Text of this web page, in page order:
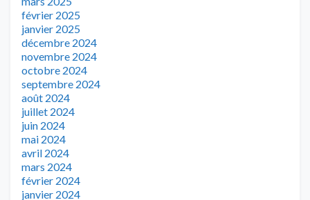
février 2025
janvier 2025
décembre 2024
novembre 2024
octobre 2024
septembre 2024
août 2024
juillet 2024
juin 2024
mai 2024
avril 2024
mars 2024
février 2024
janvier 2024